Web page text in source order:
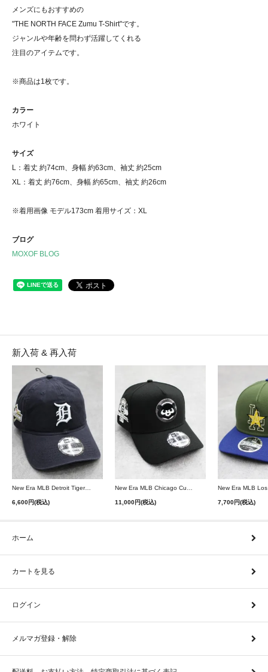
メンズにもおすすめの
"THE NORTH FACE Zumu T-Shirt"です。
ジャンルや年齢を問わず活躍してくれる
注目のアイテムです。
※商品は1枚です。
カラー
ホワイト
サイズ
L：着丈 約74cm、身幅 約63cm、袖丈 約25cm
XL：着丈 約76cm、身幅 約65cm、袖丈 約26cm
※着用画像 モデル173cm 着用サイズ：XL
ブログ
MOXOF BLOG
新入荷 & 再入荷
New Era MLB Detroit Tigers Postseason 9Twenty Strapback Cap - Navy
6,600円(税込) 11,000円(税込) 7,700円(税込)
ホーム
カートを見る
ログイン
メルマガ登録・解除